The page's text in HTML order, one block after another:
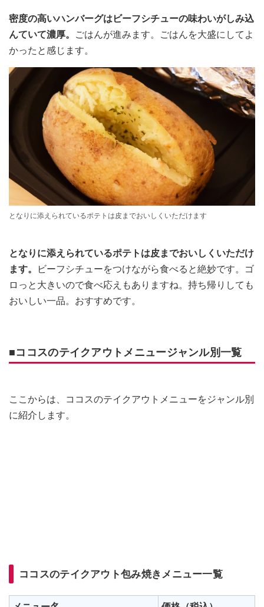
密度の高いハンバーグはビーフシチューの味わいがしみ込
んていて濃厚。
ごはんが進みます。ごはんを大盛にしてよ
かったと感じます。
となりに添えられているポテトは皮までおいしくいただけます
となりに添えられているポテトは皮までおいしくいただけ
ます。
ビーフシチューをつけながら食べると絶妙です。ゴ
ロっと大きいので食べ応えもありますね。持ち帰りしても
おいしい一品。おすすめです。
■ココスのテイクアウトメニュージャンル別一覧
ここからは、ココスのテイクアウトメニューをジャンル別
に紹介します。
ココスのテイクアウト包み焼きメニュー一覧